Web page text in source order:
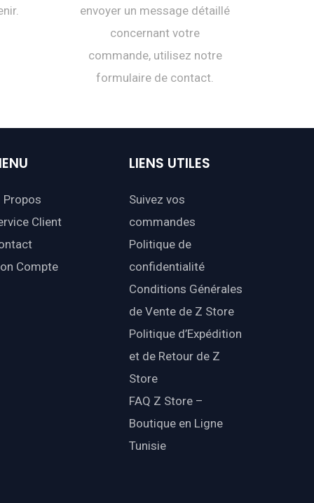
envoyer un message détaillé
concernant votre
commande, utilisez notre
formulaire de contact.
Client
Compte
LIENS UTILES
Suivez vos
commandes
Politique de
confidentialité
Conditions Générales
de Vente de Z Store
Politique d’Expédition
et de Retour de Z
Store
FAQ Z Store –
Boutique en Ligne
Tunisie